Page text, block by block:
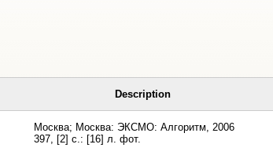
Description
Москва; Москва: ЭКСМО: Алгоритм, 2006
397, [2] с.: [16] л. фот.